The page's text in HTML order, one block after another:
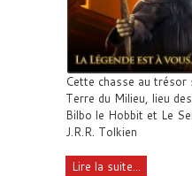
Cette chasse au trésor
Terre du Milieu, lieu
Bilbo le Hobbit et Le
J.R.R. Tolkien
Lire la suite...